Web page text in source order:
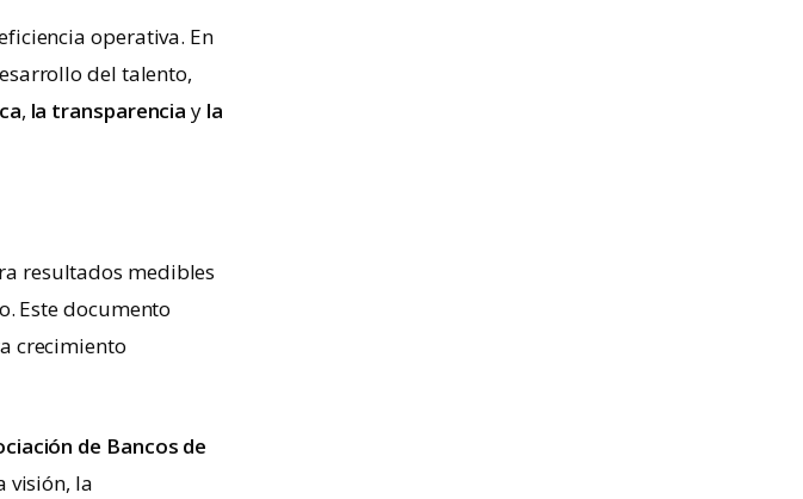
operativa. En
del talento,
, la transparencia y la
resultados medibles
Este documento
crecimiento
de Bancos de
visión, la